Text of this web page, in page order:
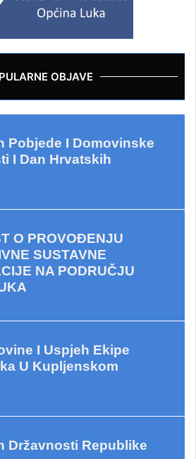
OBJAVE
Pobjede I Domovinske
I Dan Hrvatskih
O PROVOĐENJU
SUSTAVNE
NA PODRUČJU
I Uspjeh Ekipe
U Kupljenskom
Državnosti Republike